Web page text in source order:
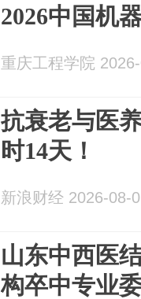
2026中国机
重庆工程学院
抗衰老与医
时14天！
新浪财经 2026-08-
山东中西医
构卒中专业